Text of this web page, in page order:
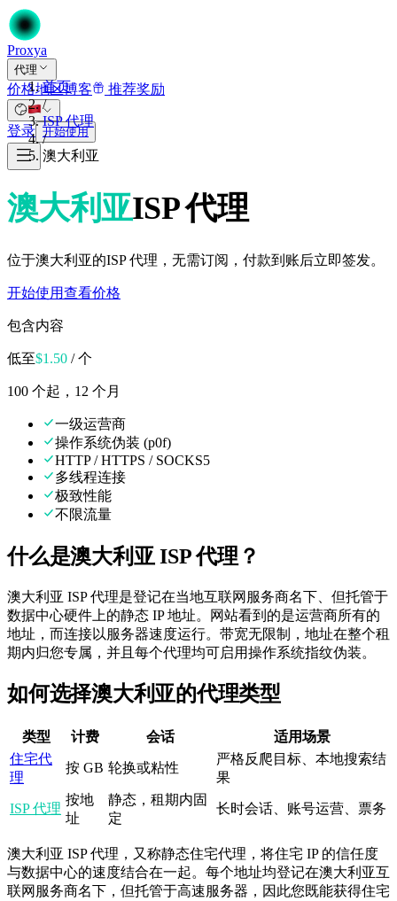
Proxya
代理
价格地区博客 推荐奖励
登录 开始使用
首页
/
ISP 代理
/
澳大利亚
澳大利亚ISP 代理
位于澳大利亚的ISP 代理，无需订阅，付款到账后立即签发。
开始使用查看价格
包含内容
低至$1.50 / 个
100 个起，12 个月
一级运营商
操作系统伪装 (p0f)
HTTP / HTTPS / SOCKS5
多线程连接
极致性能
不限流量
什么是澳大利亚 ISP 代理？
澳大利亚 ISP 代理是登记在当地互联网服务商名下、但托管于
数据中心硬件上的静态 IP 地址。网站看到的是运营商所有的
地址，而连接以服务器速度运行。带宽无限制，地址在整个租
期内归您专属，并且每个代理均可启用操作系统指纹伪装。
如何选择澳大利亚的代理类型
类型 计费 会话
适用场景
住宅代
理
按 GB 轮换或粘性
严格反爬目标、本地搜索结
果
ISP 代理
按地
址
静态，租期内固
定
长时会话、账号运营、票务
澳大利亚 ISP 代理，又称静态住宅代理，将住宅 IP 的信任度
与数据中心的速度结合在一起。每个地址均登记在澳大利亚互
联网服务商名下，但托管于高速服务器，因此您既能获得住宅